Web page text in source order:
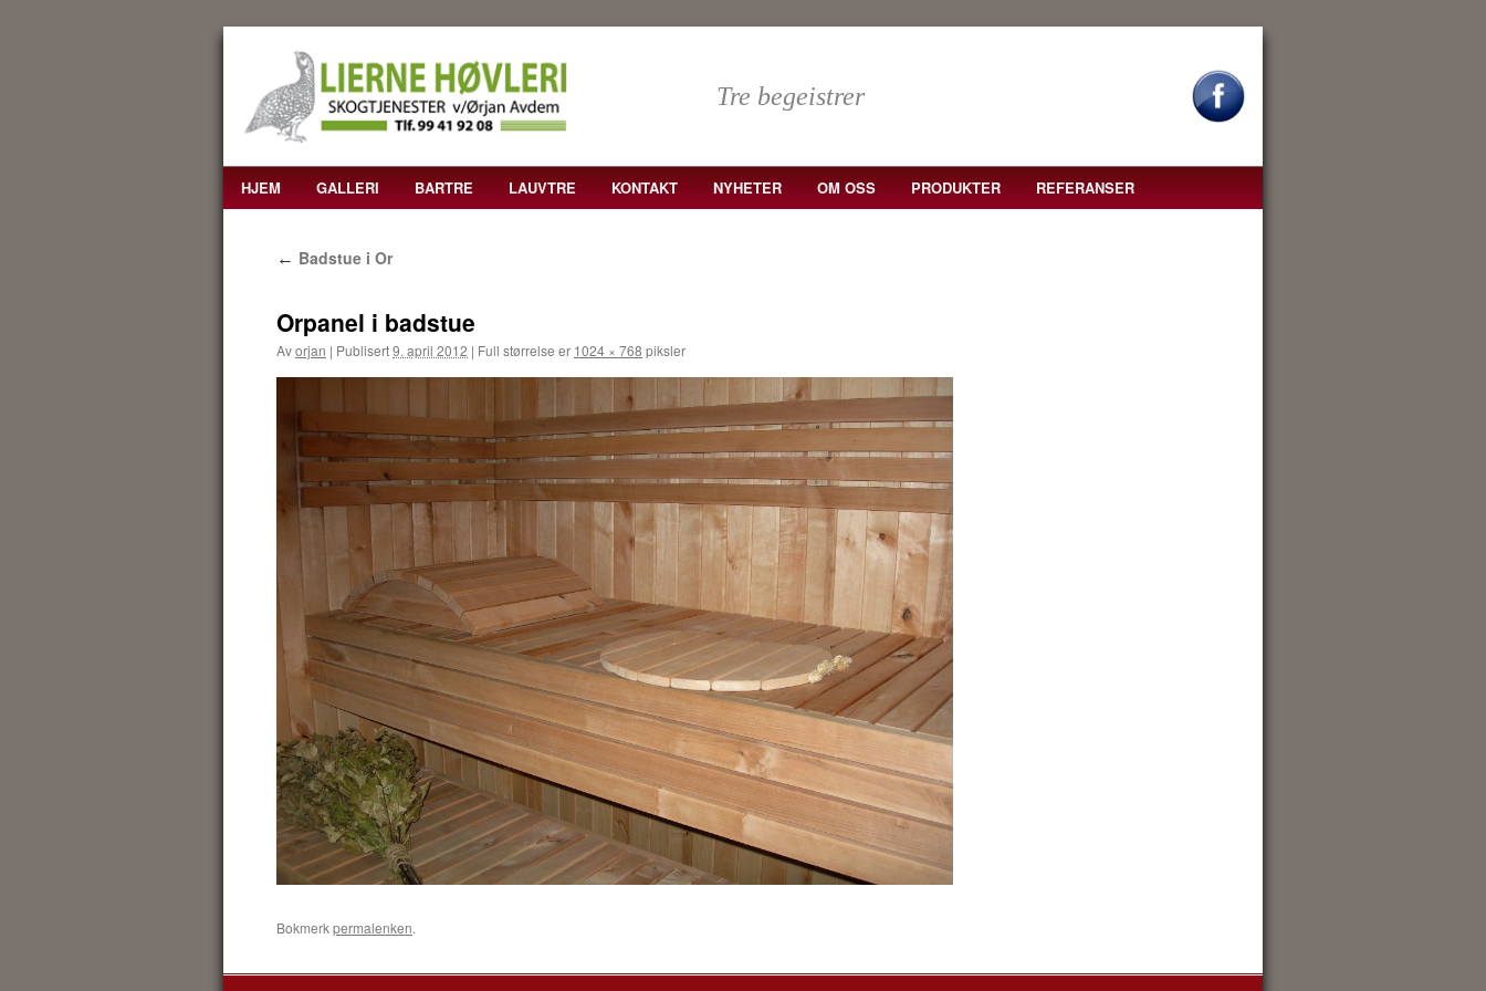
Tre begeistrer
HOPP
HJEM GALLERI BARTRE LAUVTRE KONTAKT NYHETER OM OSS PRODUKTER REFERANSER
← Badstue i Or
Orpanel i badstue
Avorjan | Publisert9. april 2012 | Full størrelse er 1024 × 768 piksler
Bokmerkpermalenken.